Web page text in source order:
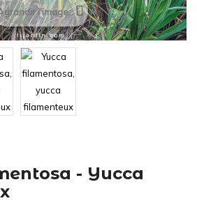
l'image
- Yucca